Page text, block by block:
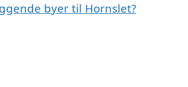
byer til Hornslet?